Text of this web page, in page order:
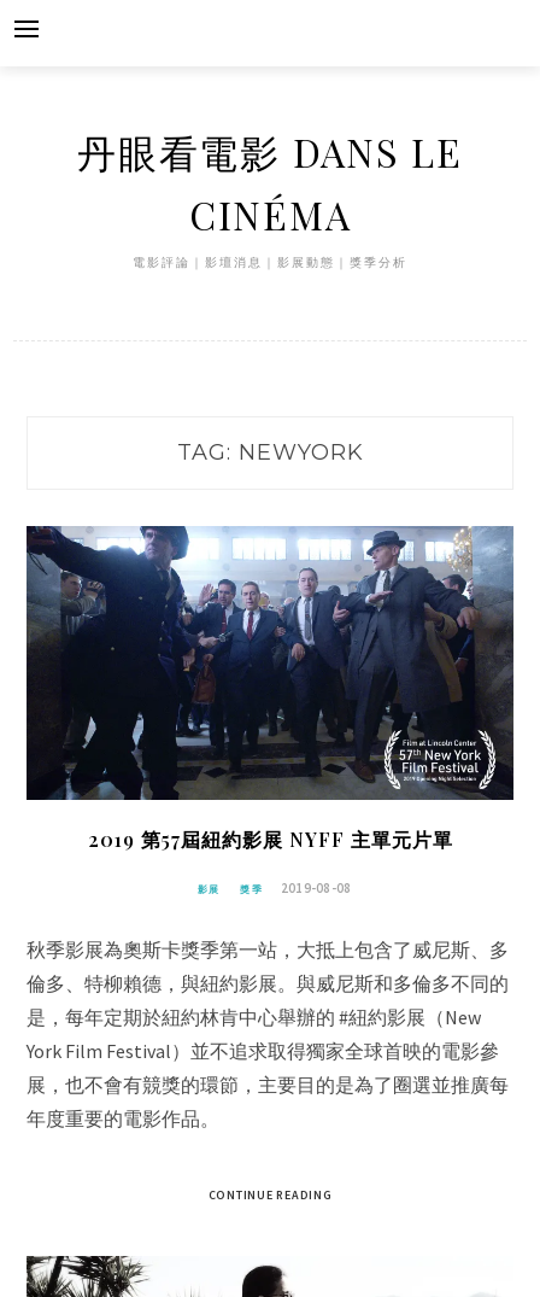
Skip
丹眼看電影 DANS LE
CINÉMA
電影評論｜影壇消息｜影展動態｜獎季分析
TAG: NEWYORK
2019 第57屆紐約影展 NYFF 主單元片單
影展 獎季 2019-08-08
秋季影展為奧斯卡獎季第一站，大抵上包含了威尼斯、多
倫多、特柳賴德，與紐約影展。與威尼斯和多倫多不同的
是，每年定期於紐約林肯中心舉辦的 #紐約影展（New
York Film Festival）並不追求取得獨家全球首映的電影參
展，也不會有競獎的環節，主要目的是為了圈選並推廣每
年度重要的電影作品。
CONTINUE READING